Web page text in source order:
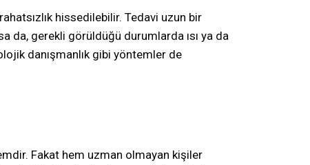
hissedilebilir. Tedavi uzun bir
da, gerekli görüldüğü durumlarda ısı ya da
danışmanlık gibi yöntemler de
Fakat hem uzman olmayan kişiler